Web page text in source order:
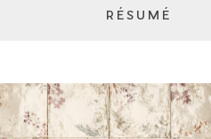
RÉSUMÉ